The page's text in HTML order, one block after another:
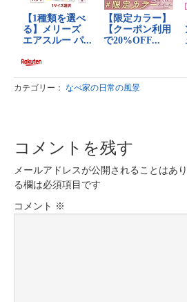
カテゴリー： なべ家の日常の風景
コメントを残す
メールアドレスが公開されることはあり
る欄は必須項目です
コメント ※